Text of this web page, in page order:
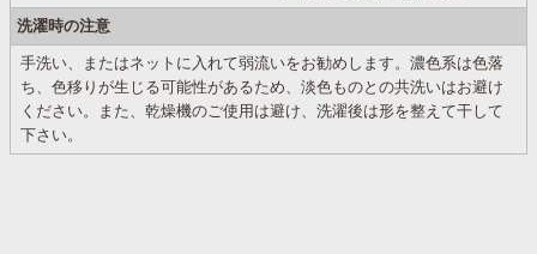
洗濯時の注意
手洗い、またはネットに入れて弱流いをお勧めします。濃色系は色落
ち、色移りが生じる可能性があるため、淡色ものとの共洗いはお避け
ください。また、乾燥機のご使用は避け、洗濯後は形を整えて干して
下さい。